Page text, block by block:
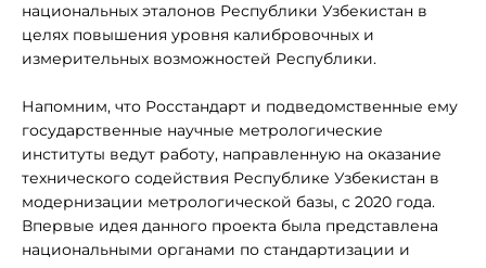
национальных эталонов Республики Узбекистан в
целях повышения уровня калибровочных и
измерительных возможностей Республики.
Напомним, что Росстандарт и подведомственные ему
государственные научные метрологические
институты ведут работу, направленную на оказание
технического содействия Республике Узбекистан в
модернизации метрологической базы, с 2020 года.
Впервые идея данного проекта была представлена
национальными органами по стандартизации и